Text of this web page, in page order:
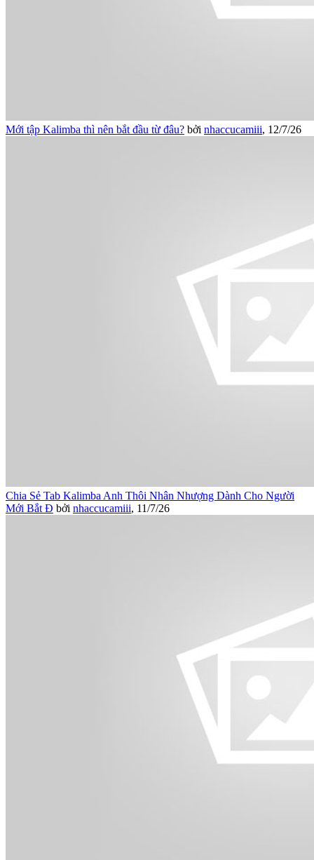
Mới tập Kalimba thì nên bắt đầu từ đâu? bởi nhaccucamiii, 12/7/26
Chia Sẻ Tab Kalimba Anh Thôi Nhân Nhượng Dành Cho Người
Mới Bắt Đ bởi nhaccucamiii, 11/7/26